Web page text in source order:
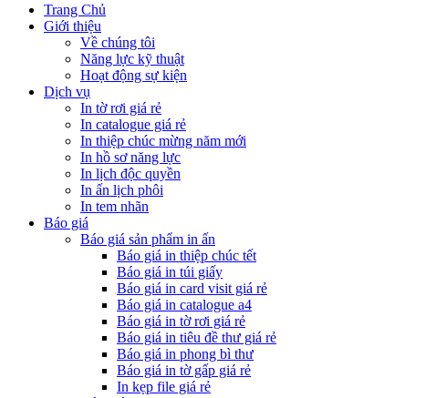
Trang Chủ
Giới thiệu
Về chúng tôi
Năng lực kỹ thuật
Hoạt động sự kiện
Dịch vụ
In tờ rơi giá rẻ
In catalogue giá rẻ
In thiệp chúc mừng năm mới
In hồ sơ năng lực
In lịch độc quyền
In ấn lịch phôi
In tem nhãn
Báo giá
Báo giá sản phẩm in ấn
Báo giá in thiệp chúc tết
Báo giá in túi giấy
Báo giá in card visit giá rẻ
Báo giá in catalogue a4
Báo giá in tờ rơi giá rẻ
Báo giá in tiêu đề thư giá rẻ
Báo giá in phong bì thư
Báo giá in tờ gấp giá rẻ
In kẹp file giá rẻ